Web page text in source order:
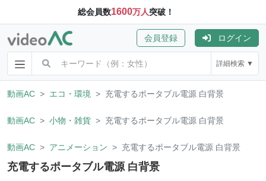
総会員数1600万人突破！
会員登録 ログイン
詳細検索 ▼
動画AC エコ・環境 充電するポータブル電源 白背景
動画AC 小物・雑貨 充電するポータブル電源 白背景
動画AC アニメーション 充電するポータブル電源 白背景
充電するポータブル電源 白背景